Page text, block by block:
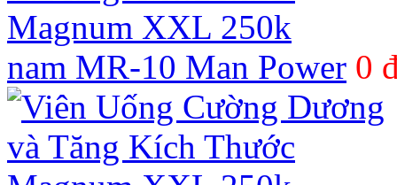
nam MR-10 Man Power 0